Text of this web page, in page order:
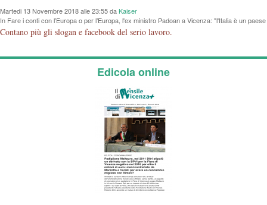
Martedi 13 Novembre 2018 alle 23:55 daKaiser
In Fare i conti con l’Europa o per l’Europa, l'ex ministro Padoan a Vicenza: "l'Italia è un paese
bancocentrico e ha un problema di credibilità"
Contano più gli slogan e facebook del serio lavoro.
Edicola online